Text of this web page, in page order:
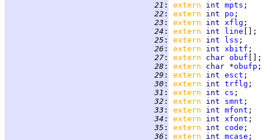
  21
: extern int mpts
  22
: extern int po
  23
: extern int xflg
  24
: extern int line
  25
: extern int lss
  26
: extern int xbitf
  27
: extern char obuf
  28
: extern char *obufp
  29
: extern int esct
  30
: extern int trflg
  31
: extern int cs
  32
: extern int smnt
  33
: extern int mfont
  34
: extern int xfont
  35
: extern int code
  36
: extern int mcase